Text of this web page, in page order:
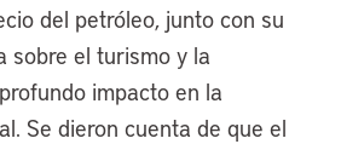
del petróleo, junto con su
sobre el turismo y la
impacto en la
Se dieron cuenta de que el